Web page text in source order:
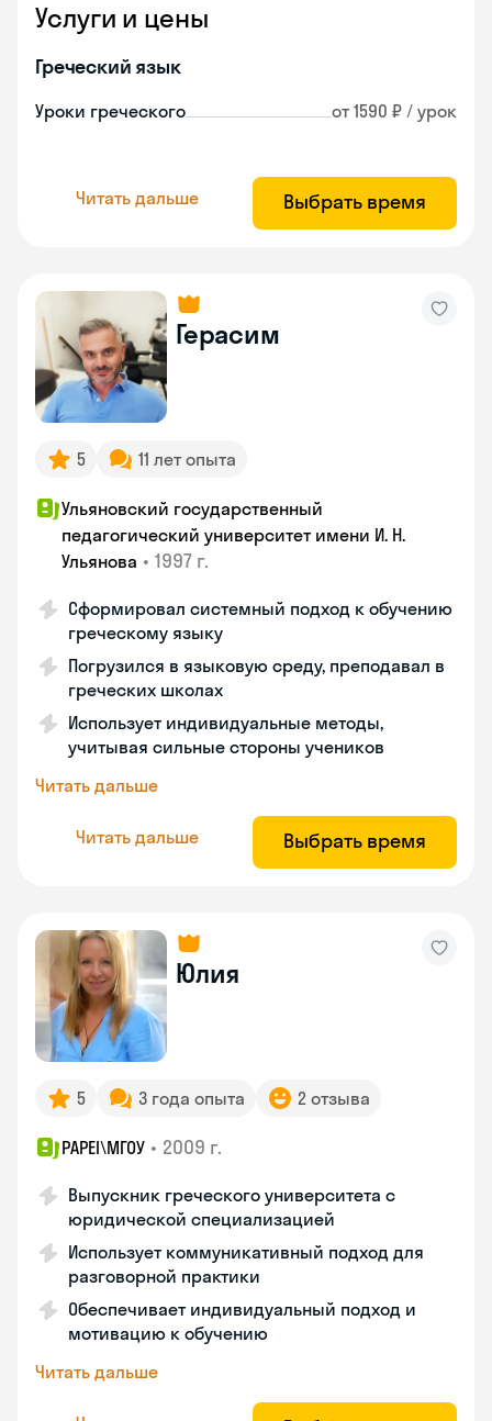
Услуги и цены
Греческий язык
Уроки греческого от 1590 ₽ / урок
Читать дальше Выбрать время
Герасим
5 11 лет опыта
Ульяновский государственный
педагогический университет имени И. Н.
Ульянова • 1997 г.
Сформировал системный подход к обучению
греческому языку
Погрузился в языковую среду, преподавал в
греческих школах
Использует индивидуальные методы,
учитывая сильные стороны учеников
Читать дальше
Читать дальше Выбрать время
Юлия
5 3 года опыта 2 отзыва
PAPEI\MГОУ • 2009 г.
Выпускник греческого университета с
юридической специализацией
Использует коммуникативный подход для
разговорной практики
Обеспечивает индивидуальный подход и
мотивацию к обучению
Читать дальше